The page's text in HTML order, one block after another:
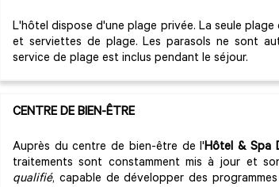
L'hôtel dispose d'une plage privée. La seule
et serviettes de plage. Les parasols ne sont
service de plage est inclus pendant le séjour.
CENTRE DE BIEN-ÊTRE
Auprès du centre de bien-être de l'Hôtel & Spa
traitements sont constamment mis à jour et
qualifié, capable de développer des